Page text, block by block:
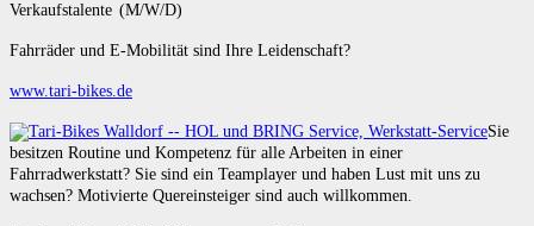
Verkaufstalente (M/W/D)
Fahrräder und E-Mobilität sind Ihre Leidenschaft?
www.tari-bikes.de
Sie
besitzen Routine und Kompetenz für alle Arbeiten in einer
Fahrradwerkstatt? Sie sind ein Teamplayer und haben Lust mit uns zu
wachsen? Motivierte Quereinsteiger sind auch willkommen.